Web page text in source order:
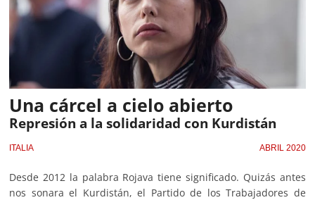
Una cárcel a cielo abierto
Represión a la solidaridad con Kurdistán
ITALIA ABRIL 2020
Desde 2012 la palabra Rojava tiene significado. Quizás antes
nos sonara el Kurdistán, el Partido de los Trabajadores de